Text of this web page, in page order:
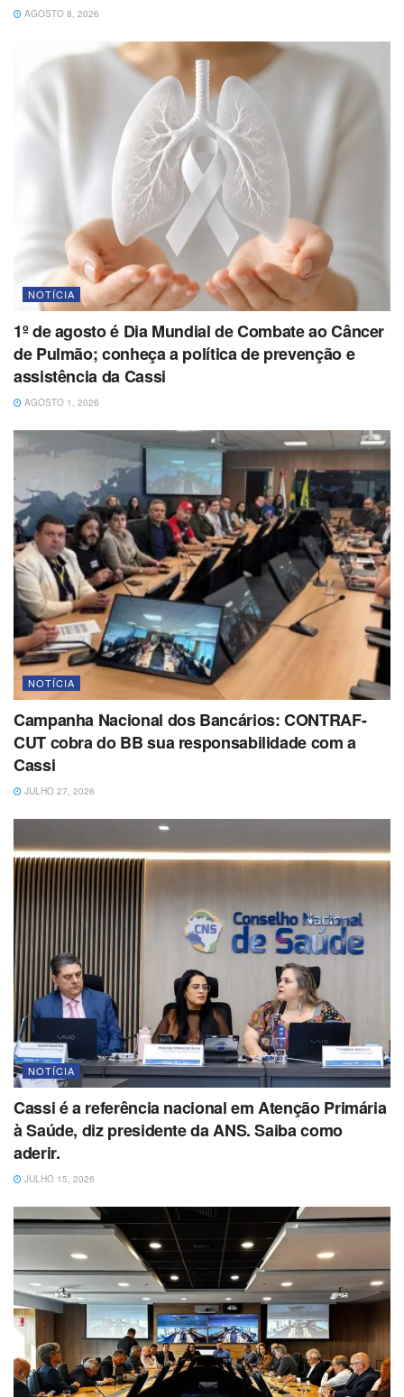
AGOSTO 8, 2026
NOTÍCIA
1º de agosto é Dia Mundial de Combate ao Câncer
de Pulmão; conheça a política de prevenção e
assistência da Cassi
AGOSTO 1, 2026
NOTÍCIA
Campanha Nacional dos Bancários: CONTRAF-
CUT cobra do BB sua responsabilidade com a
Cassi
JULHO 27, 2026
NOTÍCIA
Cassi é a referência nacional em Atenção Primária
à Saúde, diz presidente da ANS. Saiba como
aderir.
JULHO 15, 2026